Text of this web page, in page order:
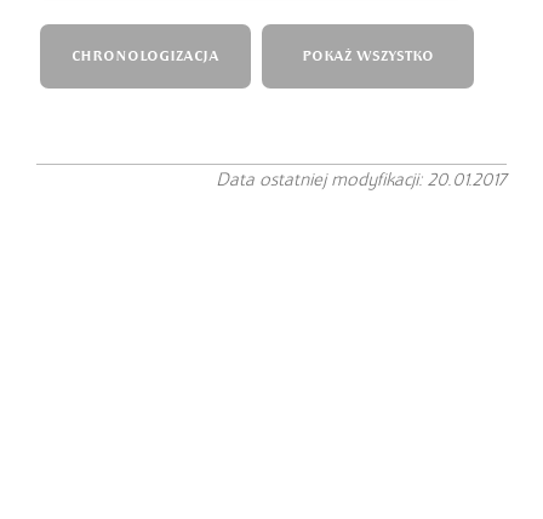
CHRONOLOGIZACJA POKAŻ WSZYSTKO
Data ostatniej modyfikacji: 20.01.2017